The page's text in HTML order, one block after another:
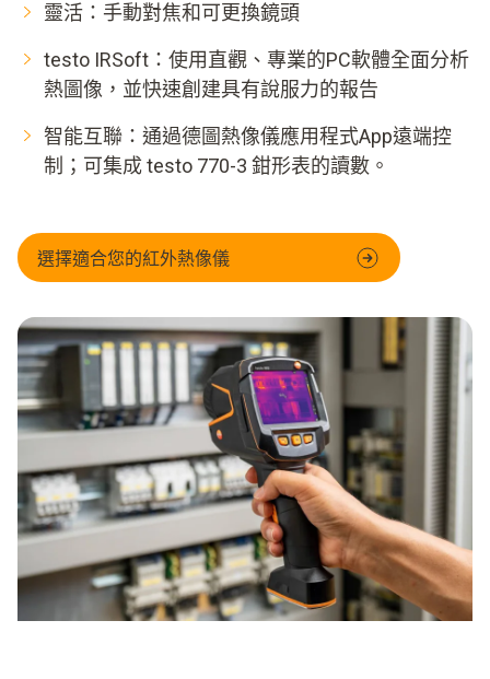
靈活：手動對焦和可更換鏡頭
testo IRSoft：使用直觀、專業的PC軟體全面分析
熱圖像，並快速創建具有說服力的報告
智能互聯：通過德圖熱像儀應用程式App遠端控
制；可集成 testo 770-3 鉗形表的讀數。
選擇適合您的紅外熱像儀